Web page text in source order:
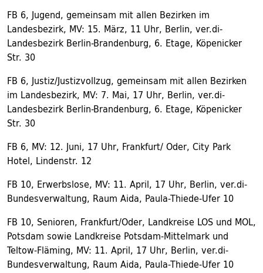
FB 6, Jugend, gemeinsam mit allen Bezirken im
Landesbezirk, MV: 15. März, 11 Uhr, Berlin, ver.di-
Landesbezirk Berlin-Brandenburg, 6. Etage, Köpenicker
Str. 30
FB 6, Justiz/Justizvollzug, gemeinsam mit allen Bezirken
im Landesbezirk, MV: 7. Mai, 17 Uhr, Berlin, ver.di-
Landesbezirk Berlin-Brandenburg, 6. Etage, Köpenicker
Str. 30
FB 6, MV: 12. Juni, 17 Uhr, Frankfurt/ Oder, City Park
Hotel, Lindenstr. 12
FB 10, Erwerbslose, MV: 11. April, 17 Uhr, Berlin, ver.di-
Bundesverwaltung, Raum Aida, Paula-Thiede-Ufer 10
FB 10, Senioren, Frankfurt/Oder, Landkreise LOS und MOL,
Potsdam sowie Landkreise Potsdam-Mittelmark und
Teltow-Fläming, MV: 11. April, 17 Uhr, Berlin, ver.di-
Bundesverwaltung, Raum Aida, Paula-Thiede-Ufer 10